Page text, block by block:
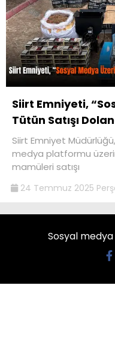
Siirt Emniyeti,
Tütün Satışı
Siirt Emniyet
medya platformu
mamüleri satışı
24 Temmuz 2025
Sosyal medya